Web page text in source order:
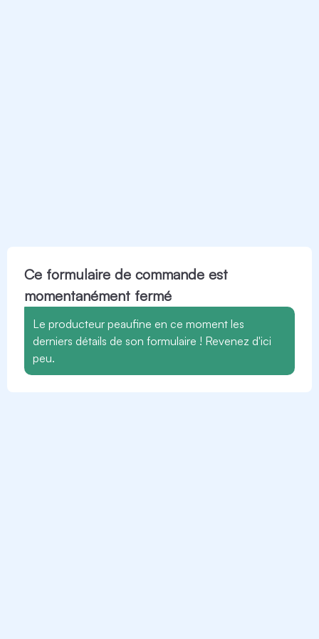
Ce formulaire de commande est
momentanément fermé
Le producteur peaufine en ce moment les
derniers détails de son formulaire ! Revenez d'ici
peu.